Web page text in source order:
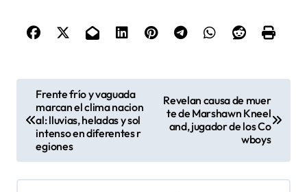
e
g
Frente frío y vaguada
marcan el clima nacion
al: lluvias, heladas y sol
intenso en diferentes r
egiones
Revelan causa de muer
te de Marshawn Kneel
and, jugador de los Co
wboys